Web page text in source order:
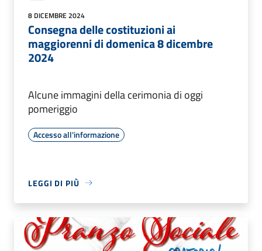
8 DICEMBRE 2024
Consegna delle costituzioni ai
maggiorenni di domenica 8 dicembre
2024
Alcune immagini della cerimonia di oggi
pomeriggio
Accesso all'informazione
LEGGI DI PIÙ